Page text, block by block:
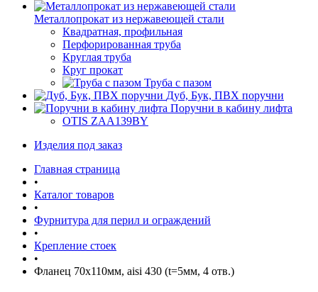
Металлопрокат из нержавеющей стали
Квадратная, профильная
Перфорированная труба
Круглая труба
Круг прокат
Труба с пазом
Дуб, Бук, ПВХ поручни
Поручни в кабину лифта
OTIS ZAA139BY
Изделия под заказ
Главная страница
•
Каталог товаров
•
Фурнитура для перил и ограждений
•
Крепление стоек
•
Фланец 70х110мм, aisi 430 (t=5мм, 4 отв.)